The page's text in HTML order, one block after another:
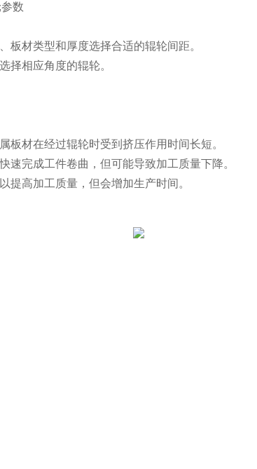
数
材类型和厚度选择合适的辊轮间距。
相应角度的辊轮。
材在经过辊轮时受到挤压作用时间长短。
完成工件卷曲，但可能导致加工质量下降。
高加工质量，但会增加生产时间。